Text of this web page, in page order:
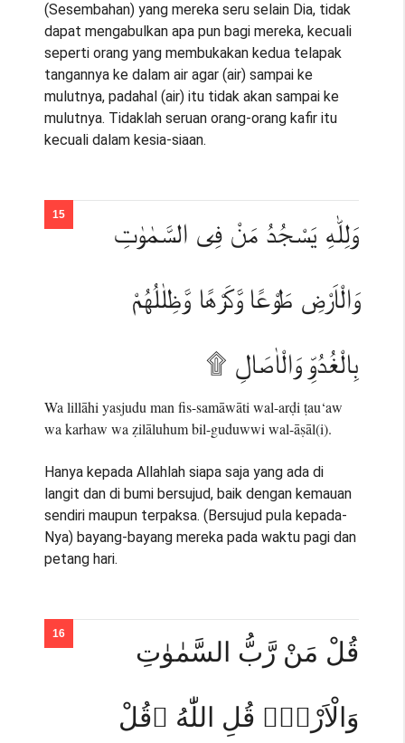
(Sesembahan) yang mereka seru selain Dia, tidak
dapat mengabulkan apa pun bagi mereka, kecuali
seperti orang yang membukakan kedua telapak
tangannya ke dalam air agar (air) sampai ke
mulutnya, padahal (air) itu tidak akan sampai ke
mulutnya. Tidaklah seruan orang-orang kafir itu
kecuali dalam kesia-siaan.
وَلِلّٰهِ يَسْجُدُ مَنْ فِى السَّمٰوٰتِ
وَالْاَرْضِ طَوْعًا وَّكَرْهًا وَّظِلٰلُهُمْ
بِالْغُدُوِّ وَالْاٰصَالِ ۩
Wa lillāhi yasjudu man fis-samāwāti wal-arḍi ṭau‘aw
wa karhaw wa ẓilāluhum bil-guduwwi wal-āṣāl(i).
Hanya kepada Allahlah siapa saja yang ada di
langit dan di bumi bersujud, baik dengan kemauan
sendiri maupun terpaksa. (Bersujud pula kepada-
Nya) bayang-bayang mereka pada waktu pagi dan
petang hari.
قُلْ مَنْ رَّبُّ السَّمٰوٰتِ
وَالْاَرْضِۗ قُلِ اللّٰهُ ۗقُلْ